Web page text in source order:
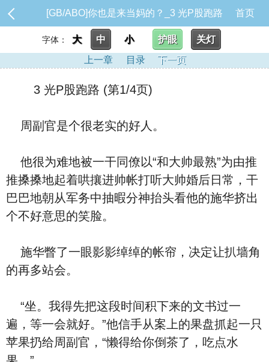
[GB/ABO]你也是来当妈的？_3 光P股跑路 首页
字体： 大 中 小 护眼
关灯
上一章
目录 下一页
3 光P股跑路 (第1/4页)
周副官是个很老实的好人。
他很为难地被一干同僚以“和大帅最熟”为由推
推搡搡地起着哄攘进帅帐打听大帅婚后日常，干
巴巴地朝从军务中抽暇分神抬头看他的施华挤出
个不好意思的笑脸。
施华瞥了一眼影影绰绰的帐帘，决定让扒墙角
的再多站会。
“坐。我得先把这段时间积下来的文书过一
遍，等一会就好。”他信手从案上的果盘抓起一只
苹果扔给周副官，“懒得给你倒茶了，吃点水